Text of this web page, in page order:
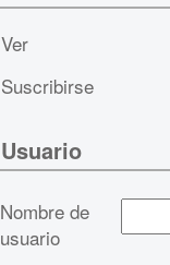
Ver
Suscribirse
Usuario
Nombre de
usuario